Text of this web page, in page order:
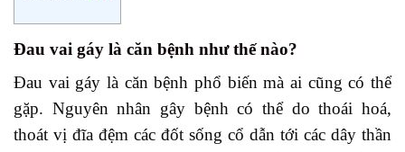
Đau vai gáy là căn bệnh như thế nào?
Đau vai gáy là căn bệnh phổ biến mà ai cũng có thể
gặp. Nguyên nhân gây bệnh có thể do thoái hoá,
thoát vị đĩa đệm các đốt sống cổ dẫn tới các dây thần